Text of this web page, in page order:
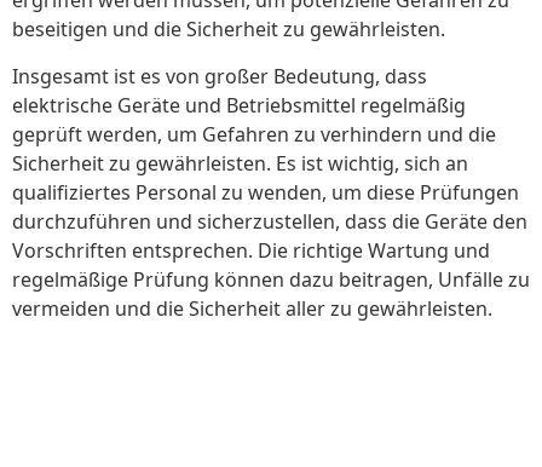
beseitigen und die Sicherheit zu gewährleisten.
Insgesamt ist es von großer Bedeutung, dass
elektrische Geräte und Betriebsmittel regelmäßig
geprüft werden, um Gefahren zu verhindern und die
Sicherheit zu gewährleisten. Es ist wichtig, sich an
qualifiziertes Personal zu wenden, um diese Prüfungen
durchzuführen und sicherzustellen, dass die Geräte den
Vorschriften entsprechen. Die richtige Wartung und
regelmäßige Prüfung können dazu beitragen, Unfälle zu
vermeiden und die Sicherheit aller zu gewährleisten.